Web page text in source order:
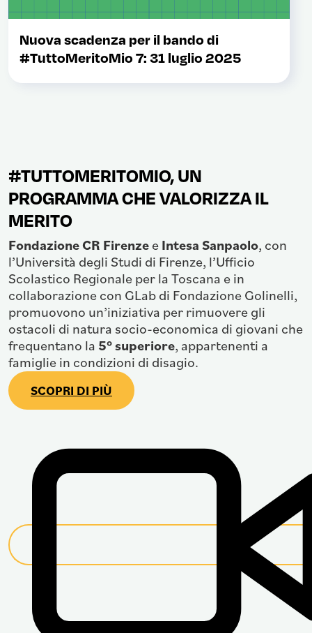
Nuova scadenza per il bando di
#TuttoMeritoMio 7: 31 luglio 2025
#TUTTOMERITOMIO, UN
PROGRAMMA CHE VALORIZZA IL
MERITO
Fondazione CR FirenzeeIntesa Sanpaolo, con
l’Università degli Studi di Firenze, l’Ufficio
Scolastico Regionale per la Toscana e in
collaborazione con GLab di Fondazione Golinelli,
promuovono un’iniziativa per rimuovere gli
ostacoli di natura socio-economica di giovani che
frequentano la 5° superiore, appartenenti a
famiglie in condizioni di disagio.
SCOPRI DI PIÙ